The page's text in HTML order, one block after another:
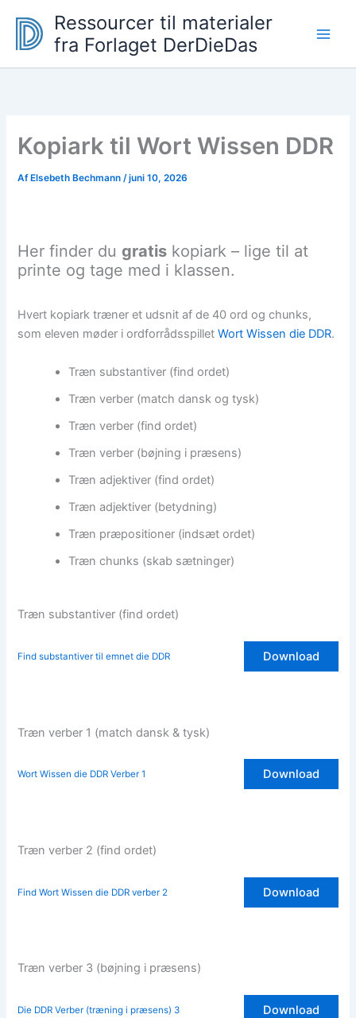
indholdet
Ressourcer til materialer
fra Forlaget DerDieDas
Kopiark til Wort Wissen DDR
Af Elsebeth Bechmann/juni 10, 2026
Her finder du gratis kopiark – lige til at
printe og tage med i klassen.
Hvert kopiark træner et udsnit af de 40 ord og chunks,
som eleven møder i ordforrådsspilletWort Wissen die DDR.
Træn substantiver (find ordet)
Træn verber (match dansk og tysk)
Træn verber (find ordet)
Træn verber (bøjning i præsens)
Træn adjektiver (find ordet)
Træn adjektiver (betydning)
Træn præpositioner (indsæt ordet)
Træn chunks (skab sætninger)
Træn substantiver (find ordet)
Find substantiver til emnet die DDR Download
Træn verber 1 (match dansk & tysk)
Wort Wissen die DDR Verber 1 Download
Træn verber 2 (find ordet)
Find Wort Wissen die DDR verber 2 Download
Træn verber 3 (bøjning i præsens)
Die DDR Verber (træning i præsens) 3 Download